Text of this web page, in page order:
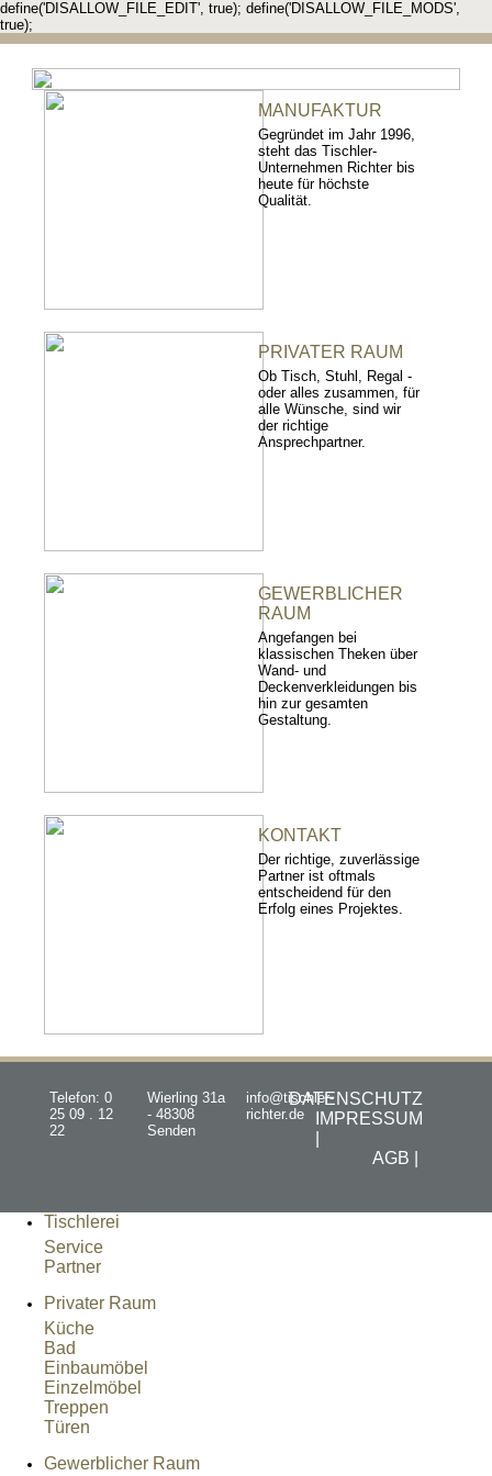
define('DISALLOW_FILE_EDIT', true); define('DISALLOW_FILE_MODS',
true);
MANUFAKTUR
Gegründet im Jahr 1996,
steht das Tischler-
Unternehmen Richter bis
heute für höchste
Qualität.
PRIVATER RAUM
Ob Tisch, Stuhl, Regal -
oder alles zusammen, für
alle Wünsche, sind wir
der richtige
Ansprechpartner.
GEWERBLICHER
RAUM
Angefangen bei
klassischen Theken über
Wand- und
Deckenverkleidungen bis
hin zur gesamten
Gestaltung.
KONTAKT
Der richtige, zuverlässige
Partner ist oftmals
entscheidend für den
Erfolg eines Projektes.
Telefon: 0
25 09 . 12
22
Wierling 31a
- 48308
Senden
info@tischler-
richter.de
DATENSCHUTZ
IMPRESSUM
AGB |
Tischlerei
Service
Partner
Privater Raum
Küche
Bad
Einbaumöbel
Einzelmöbel
Treppen
Türen
Gewerblicher Raum